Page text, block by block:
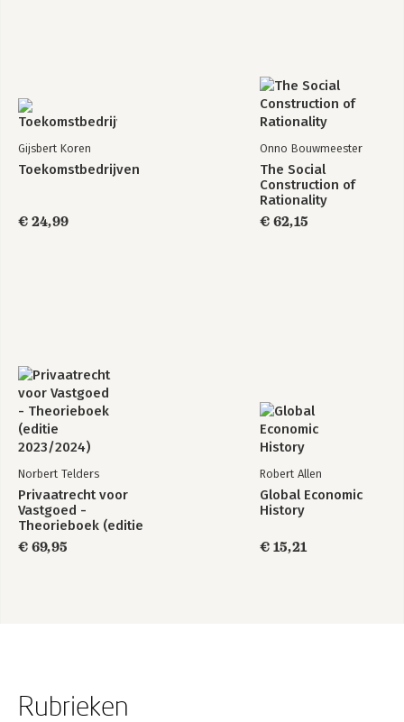
Gijsbert Koren
Toekomstbedrijven
€ 24,99
Onno Bouwmeester
The Social
Construction of
Rationality
€ 62,15
Norbert Telders
Privaatrecht voor
Vastgoed -
Theorieboek (editie
2023/2024)
€ 69,95
Robert Allen
Global Economic
History
€ 15,21
Rubrieken